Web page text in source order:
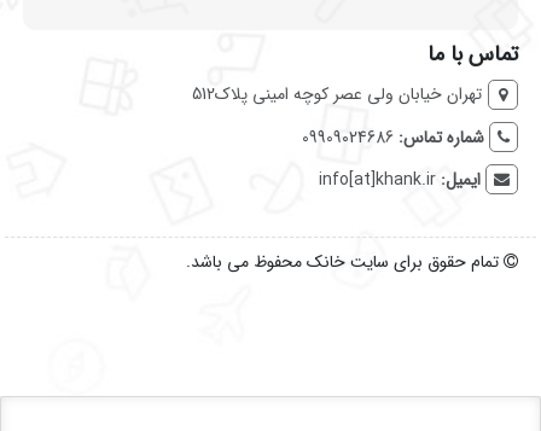
تماس با ما
تهران خیابان ولی عصر کوچه امینی پلاک512
شماره تماس: 09909024686
ایمیل:info[at]khank.ir
تمام حقوق برای سایت خانک محفوظ می باشد.